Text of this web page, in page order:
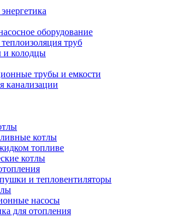
оборудование
труб
колодцы
трубы и емкости
канализации
котлы
топливе
котлы
и тепловентиляторы
насосы
для отопления